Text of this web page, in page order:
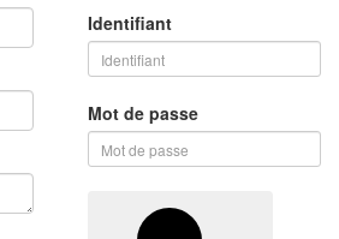
Identifiant
Mot de passe